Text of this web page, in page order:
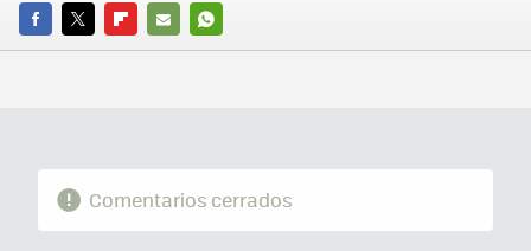
FACEBOOK
TWITTERFLIPBOARD
E-
WHATSAPP
Comentarios cerrados